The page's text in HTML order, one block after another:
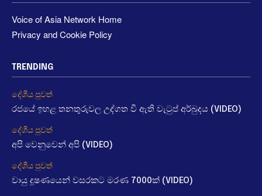
Voice of Asia Network Home
Privacy and Cookie Policy
TRENDING
දේශීය පුවත්
රජයේ ඉහළ තනතුරුවල උද්ගත වී ඇති වැටුප් අර්බුදය (VIDEO)
දේශීය පුවත්
අපි වෙනුවෙන් අපි (VIDEO)
දේශීය පුවත්
වායු දූෂණයෙන් වසරකට මරණ 7000ක් (VIDEO)